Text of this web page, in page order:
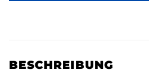
BESCHREIBUNG